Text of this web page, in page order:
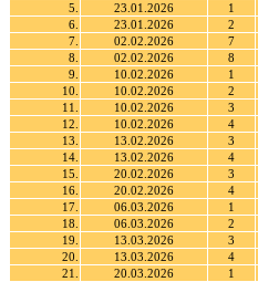
5.
23.01.2026 1
6.
23.01.2026 2
7.
02.02.2026 7
8.
02.02.2026 8
9.
10.02.2026 1
10.
10.02.2026 2
11.
10.02.2026 3
12.
10.02.2026 4
13.
13.02.2026 3
14.
13.02.2026 4
15.
20.02.2026 3
16.
20.02.2026 4
17.
06.03.2026 1
18.
06.03.2026 2
19.
13.03.2026 3
20.
13.03.2026 4
21.
20.03.2026 1